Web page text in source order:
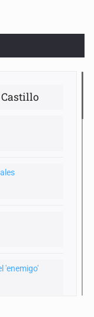
'enemigo'